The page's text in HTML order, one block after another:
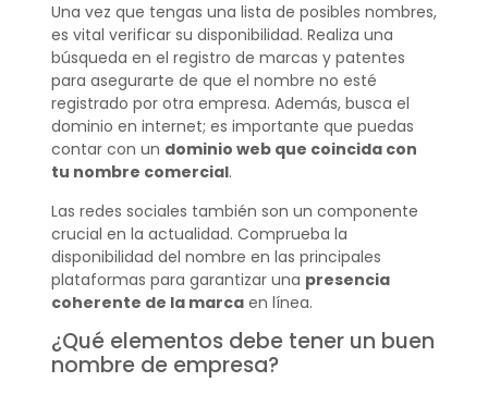
Una vez que tengas una lista de posibles nombres,
es vital verificar su disponibilidad. Realiza una
búsqueda en el registro de marcas y patentes
para asegurarte de que el nombre no esté
registrado por otra empresa. Además, busca el
dominio en internet; es importante que puedas
contar con un dominio web que coincida con
tu nombre comercial.
Las redes sociales también son un componente
crucial en la actualidad. Comprueba la
disponibilidad del nombre en las principales
plataformas para garantizar una presencia
coherente de la marcaen línea.
¿Qué elementos debe tener un buen
nombre de empresa?